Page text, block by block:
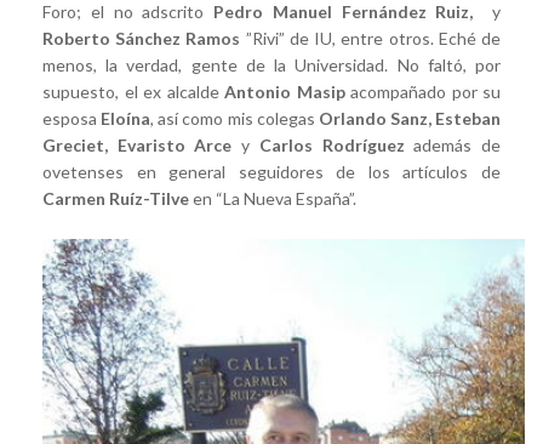
Foro; el no adscrito Pedro Manuel Fernández Ruiz, y
Roberto Sánchez Ramos ”Rivi” de IU, entre otros. Eché de
menos, la verdad, gente de la Universidad. No faltó, por
supuesto, el ex alcalde Antonio Masipacompañado por su
esposa Eloína, así como mis colegas Orlando Sanz, Esteban
Greciet, Evaristo Arce y Carlos Rodríguez además de
ovetenses en general seguidores de los artículos de
Carmen Ruíz-Tilveen “La Nueva España”.